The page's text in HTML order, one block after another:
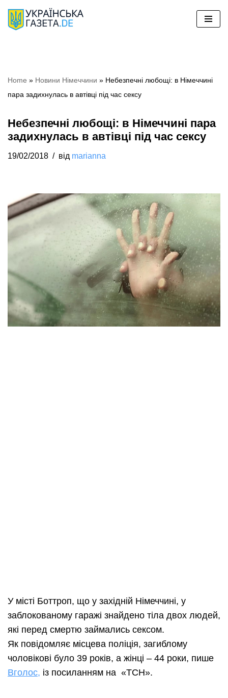
Перейти
Home » Новини Німеччини » Небезпечні любощі: в Німеччині
пара задихнулась в автівці під час сексу
Небезпечні любощі: в Німеччині пара
задихнулась в автівці під час сексу
19/02/2018 від marianna
У місті Боттроп, що у західній Німеччині, у
заблокованому гаражі знайдено тіла двох людей,
які перед смертю займались сексом.
Як повідомляє місцева поліція, загиблому
чоловікові було 39 років, а жінці – 44 роки, пише
Вголос, із посиланням на «ТСН».